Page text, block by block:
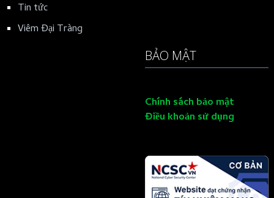
Tin tức
Viêm Đại Tràng
BẢO MẬT
Chính sách bảo mật
Điều khoản sử dụng